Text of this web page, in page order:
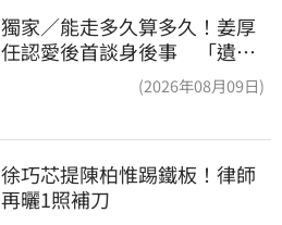
獨家／能走多久算多久！姜厚
任認愛後首談身後事 「遺囑
(2026年08月09日)
徐巧芯提陳柏惟踢鐵板！律師
再曬1照補刀